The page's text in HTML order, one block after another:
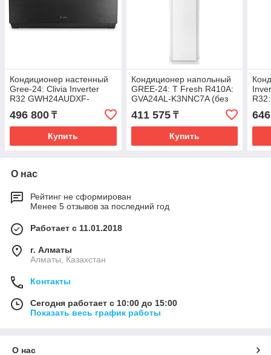
Кондиционер настенный
Gree-24: Clivia Inverter
R32 GWH24AUDXF-
K6DNA1A (без
соединительной
инсталляции)
496 800 ₸
Купить
Кондиционер напольный
GREE-24: T Fresh R410A:
GVA24AL-K3NNC7A (без
соединительной
инсталляции)
411 575₸
Купить
О нас
Рейтинг не сформирован
Менее 5 отзывов за последний год
Работает с 11.01.2018
г. Алматы
Алматы, Казахстан
Контакты
Сегодня работает с 10:00 до 15:00
Показать весь график работы
О нас